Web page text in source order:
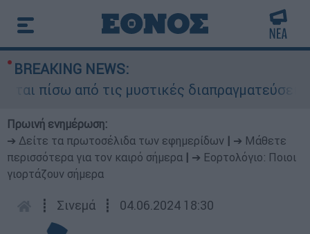
BREAKING NEWS:
από τις μυστικές διαπραγματεύσεις και
Πρωινή ενημέρωση:
➔ Δείτε τα πρωτοσέλιδα των εφημερίδων
➔ Μάθετε
περισσότερα για τον καιρό σήμερα
➔ Εορτολόγιο: Ποιοι
γιορτάζουν σήμερα
┋ Σινεμά ┋ 04.06.2024 18:30